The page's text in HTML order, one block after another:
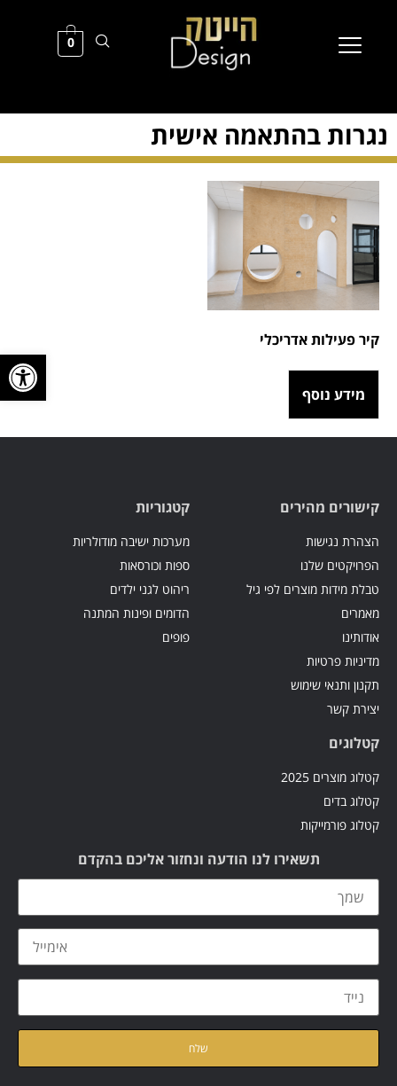
פתח
0
נגרות בהתאמה אישית
קיר פעילות אדריכלי
מידע נוסף
קישורים מהירים
הצהרת נגישות
הפרויקטים שלנו
טבלת מידות מוצרים לפי גיל
מאמרים
אודותינו
מדיניות פרטיות
תקנון ותנאי שימוש
יצירת קשר
קטגוריות
מערכות ישיבה מודולריות
ספות וכורסאות
ריהוט לגני ילדים
הדומים ופינות המתנה
פופים
קטלוגים
קטלוג מוצרים 2025
קטלוג בדים
קטלוג פורמייקות
תשאירו לנו הודעה ונחזור אליכם בהקדם